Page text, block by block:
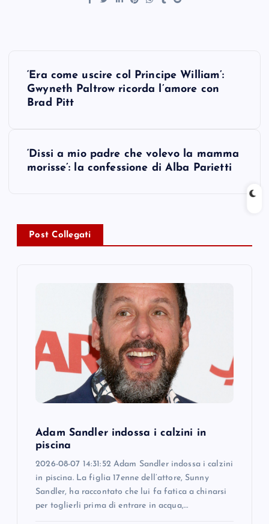
v
‘Era come uscire col Principe William’:
Gwyneth Paltrow ricorda l’amore con
Brad Pitt
‘Dissi a mio padre che volevo la mamma
morisse’: la confessione di Alba Parietti
Post Collegati
Adam Sandler indossa i calzini in
piscina
2026-08-07 14:31:52 Adam Sandler indossa i calzini
in piscina. La figlia 17enne dell’attore, Sunny
Sandler, ha raccontato che lui fa fatica a chinarsi
per toglierli prima di entrare in acqua,…